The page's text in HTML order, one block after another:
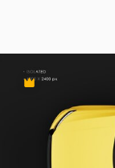
Premium